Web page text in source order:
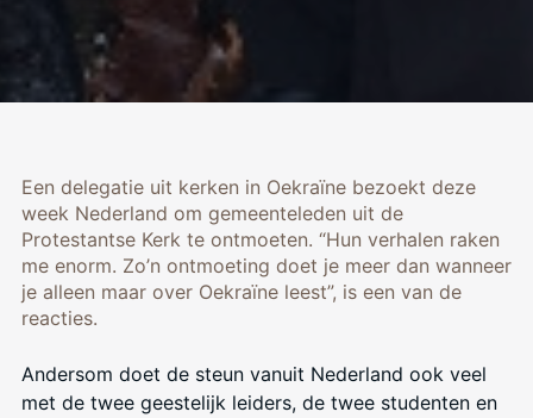
Een delegatie uit kerken in Oekraïne bezoekt deze
week Nederland om gemeenteleden uit de
Protestantse Kerk te ontmoeten. “Hun verhalen raken
me enorm. Zo’n ontmoeting doet je meer dan wanneer
je alleen maar over Oekraïne leest”, is een van de
reacties.
Andersom doet de steun vanuit Nederland ook veel
met de twee geestelijk leiders, de twee studenten en